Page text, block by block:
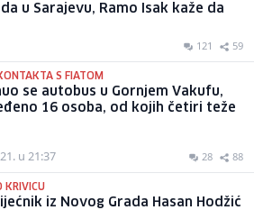
u Sarajevu, Ramo Isak kaže da
121 59
S FIATOM
se autobus u Gornjem Vakufu,
16 osoba, od kojih četiri teže
u 21:37 28 88
KRIVICU
iz Novog Grada Hasan Hodžić